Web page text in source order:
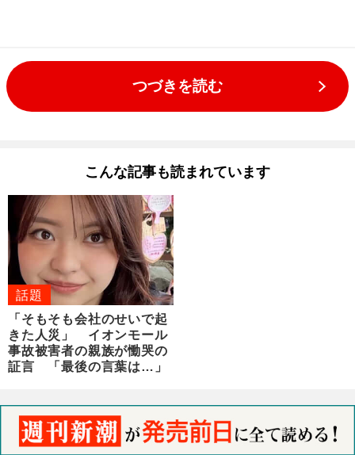
つづきを読む
こんな記事も読まれています
話題
「そもそも会社のせいで起
きた人災」 イオンモール
事故被害者の親族が慟哭の
証言 「最後の言葉は…」